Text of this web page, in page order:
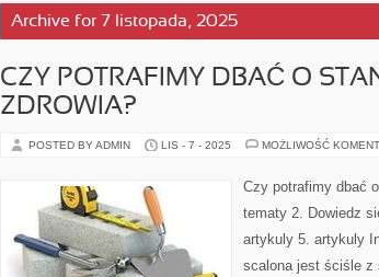
Archive for 7 listopada, 2025
CZY POTRAFIMY DBAĆ O
ZDROWIA?
POSTED BY ADMIN LIS - 7 - 2025 MOŻLIWOŚĆ
Czy potrafimy dbać
tematy 2. Dowiedz
artykuly 5. artykuly
scalona jest ściśle z